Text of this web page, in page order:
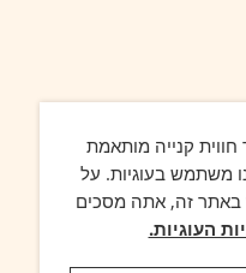
קנייה מותאמת
משתמש בעוגיות. על
באתר זה, אתה מסכים
העוגיות.